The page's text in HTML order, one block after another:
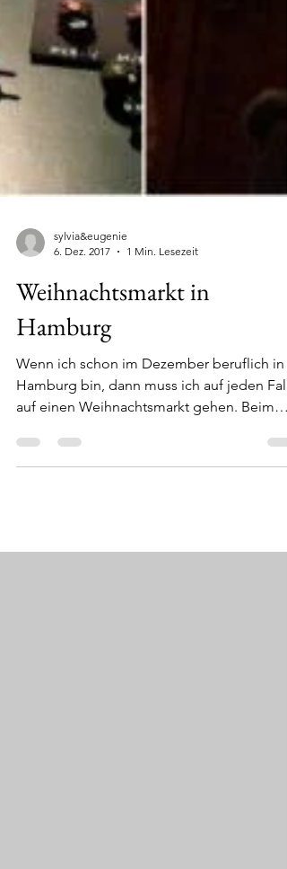
sylvia&eugenie
6. Dez. 2017
1 Min. Lesezeit
Weihnachtsmarkt in
Hamburg
Wenn ich schon im Dezember beruflich in
auf einen Weihnachtsmarkt gehen. Beim
historischen...